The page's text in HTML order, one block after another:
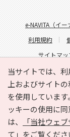
当サイトでは、
上およびサイト
を使用していま
ッキーの使用に
は、
「当社ウェ
て」 をご覧くださ
e-NAVITA（イ
利用規約
サイトマッ